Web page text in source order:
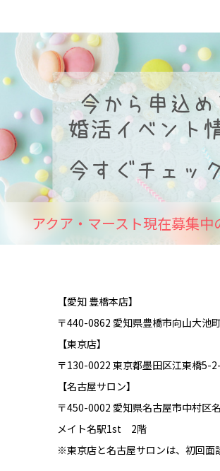
アクア・マースト現在募集中
【愛知 豊橋本店】
〒440-0862 愛知県豊橋市向山大池
【東京店】
〒130-0022 東京都墨田区江東橋5-
【名古屋サロン】
〒450-0002 愛知県名古屋市中村区
メイト名駅1st 2階
※東京店と名古屋サロンは、初回面